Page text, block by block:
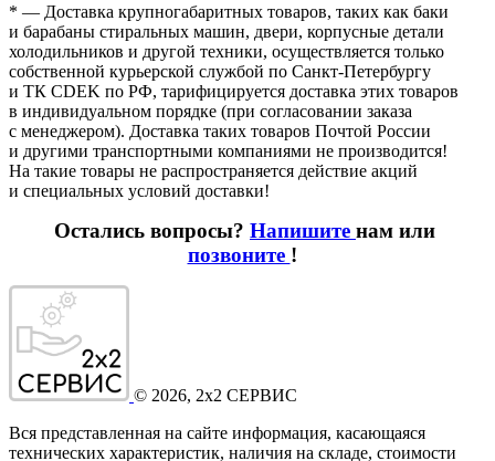
* — Доставка крупногабаритных товаров, таких как баки
и барабаны стиральных машин, двери, корпусные детали
холодильников и другой техники, осуществляется только
собственной курьерской службой по Санкт-Петербургу
и ТК CDEK по РФ, тарифицируется доставка этих товаров
в индивидуальном порядке (при согласовании заказа
с менеджером). Доставка таких товаров Почтой России
и другими транспортными компаниями не производится!
На такие товары не распространяется действие акций
и специальных условий доставки!
Остались вопросы? Напишите нам или
позвоните !
© 2026, 2x2 СЕРВИС
Вся представленная на сайте информация, касающаяся
технических характеристик, наличия на складе, стоимости